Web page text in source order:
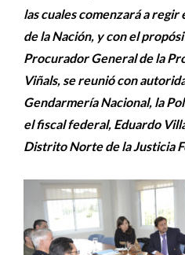
las cuales comenzará a
de la Nación, y con el
Procurador General de la
Viñals, se reunió con
Gendarmería Nacional, la
el fiscal federal, Eduardo
Distrito Norte de la Justicia